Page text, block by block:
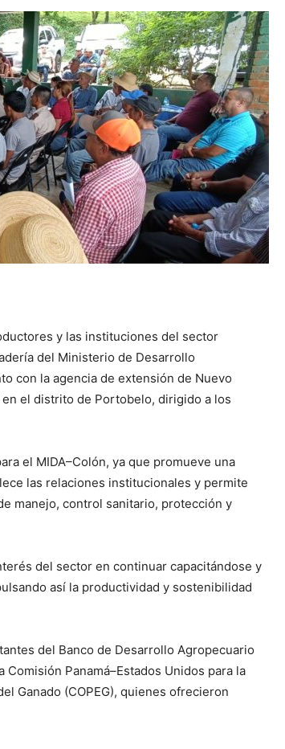
y las instituciones del sector
del Ministerio de Desarrollo
con la agencia de extensión de Nuevo
el distrito de Portobelo, dirigido a los
el MIDA–Colón, ya que promueve una
las relaciones institucionales y permite
manejo, control sanitario, protección y
del sector en continuar capacitándose y
así la productividad y sostenibilidad
del Banco de Desarrollo Agropecuario
Panamá–Estados Unidos para la
Ganado (COPEG), quienes ofrecieron